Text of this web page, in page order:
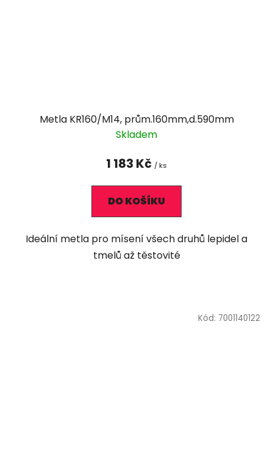
Metla KR160/M14, prům.160mm,d.590mm
Skladem
1 183 Kč / ks
DO KOŠÍKU
Ideální metla pro mísení všech druhů lepidel a
tmelů až těstovité
Kód: 7001140122